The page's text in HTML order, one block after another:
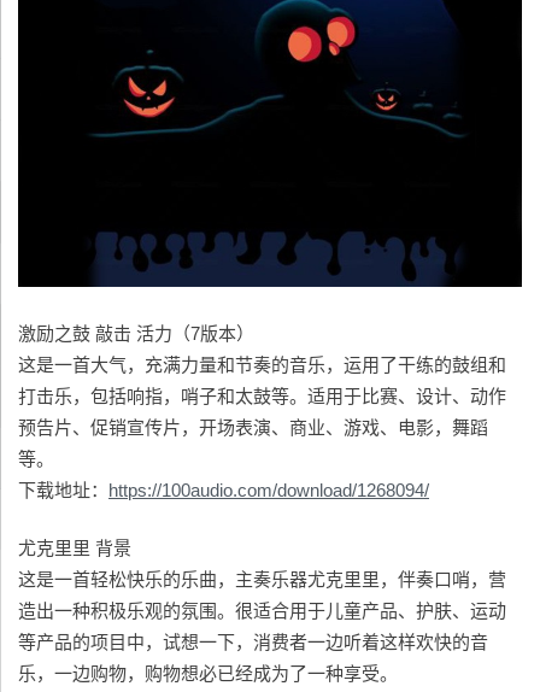
激励之鼓 敲击 活力（7版本）
这是一首大气，充满力量和节奏的音乐，运用了干练的鼓组和
打击乐，包括响指，哨子和太鼓等。适用于比赛、设计、动作
预告片、促销宣传片，开场表演、商业、游戏、电影，舞蹈
等。
下载地址： https://100audio.com/download/1268094/
尤克里里 背景
这是一首轻松快乐的乐曲，主奏乐器尤克里里，伴奏口哨，营
造出一种积极乐观的氛围。很适合用于儿童产品、护肤、运动
等产品的项目中，试想一下，消费者一边听着这样欢快的音
乐，一边购物，购物想必已经成为了一种享受。